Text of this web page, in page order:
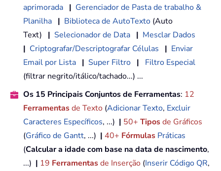
aprimorada | Gerenciador de Pasta de trabalho &
Planilha | Biblioteca de AutoTexto (Auto
Text) | Selecionador de Data | Mesclar Dados
| Criptografar/Descriptografar Células | Enviar
Email por Lista | Super Filtro |
Filtro Especial
(filtrar negrito/itálico/tachado...) ...
Os 15 Principais Conjuntos de Ferramentas: 12
Ferramentasde Texto (Adicionar Texto, Excluir
Caracteres Específicos, ...) | 50+ Tiposde Gráficos
(Gráfico de Gantt, ...) | 40+ Fórmulas Práticas
(Calcular a idade com base na data de nascimento,
...) | 19 Ferramentasde Inserção (Inserir Código QR,